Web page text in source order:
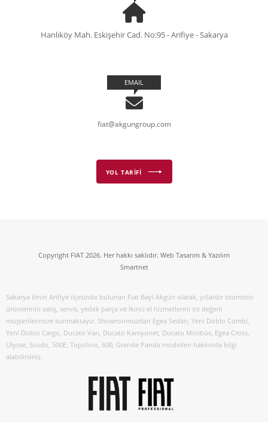
Hanlıköy Mah. Eskişehir Cad. No:95 - Arifiye - Sakarya
EMAIL
fiat@akgungroup.com
YOL TARİFİ
Copyright FIAT 2026. Her hakkı saklıdır. Web Tasarım & Yazılım
Smartnet
Sakarya ilinin Arifiye ilçesinde bulunan Fiat Bayi Akgün olarak, yıllardır otomotiv
ürünlerinin satış, servis, yedek parça ve İkinci el hizmetlerini siz değerli
müşterilerimize sunmaktayız. Showroomuzdan Egea Sedan, Yeni Doblo Combi,
Yeni Doblo Cargo, Ducato Van, Ducato Kamyonet, Ducato Minibüs, Egea Cross,
Ulysse, Scudo, 500E, Topolino, 600, Grande Panda modelleri hakkında bilgi
alabilirsiniz.